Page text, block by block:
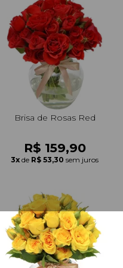
Brisa de Rosas Red
R$ 159,90
3x de R$ 53,30 sem juros